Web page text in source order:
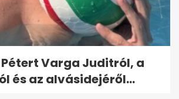
Varga Juditról, a
és az alvásidejéről...